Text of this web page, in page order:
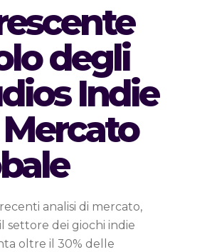
degli
Indie
analisi di mercato,
settore dei giochi indie
oltre il 30% delle